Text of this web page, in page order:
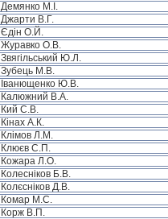
Демянко М.І.
Джарти В.Г.
Єдін О.Й.
Журавко О.В.
Звягільський Ю.Л.
Зубець М.В.
Іванющенко Ю.В.
Калюжний В.А.
Кий С.В.
Кінах А.К.
Клімов Л.М.
Клюєв С.П.
Кожара Л.О.
Колесніков Б.В.
Колєсніков Д.В.
Комар М.С.
Корж В.П.